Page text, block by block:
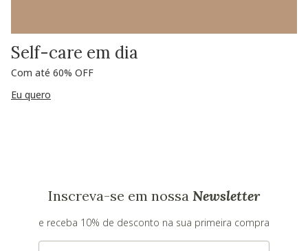
Self-care em dia
Com até 60% OFF
Eu quero
Inscreva-se em nossa Newsletter
e receba 10% de desconto na sua primeira compra
E-mail